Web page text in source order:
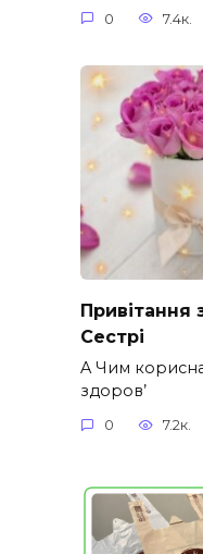
0 7.4к.
Сестрі
A Чим
здоров’
0 7.2к.